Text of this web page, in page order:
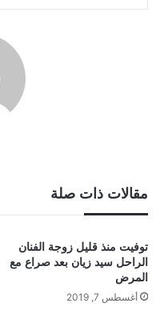
مقالات ذات صلة
توفيت منذ قليل زوجة الفنان
الراحل سيد زيان بعد صراع مع
المرض
أغسطس 7, 2019